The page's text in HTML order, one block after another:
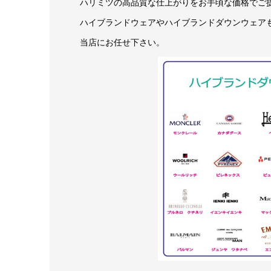
ハリミツの高品質な仕上がりをお手頃な価格でご
ハイブランドウェアやハイブランドダウンウェア
当店にお任せ下さい。